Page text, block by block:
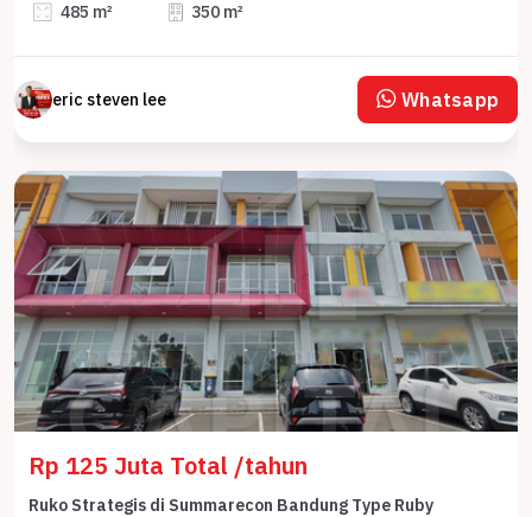
485 m² 350 m²
eric steven lee Whatsapp
Rp 125 Juta Total /tahun
Ruko Strategis di Summarecon Bandung Type Ruby